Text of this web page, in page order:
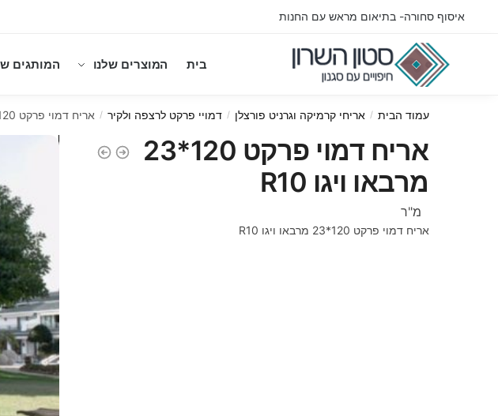
navigation
איסוף סחורה- בתיאום מראש עם החנות
בית המוצרים שלנו המותגים
עמוד הבית / אריחי קרמיקה וגרניט פורצלן / דמויי פרקט לרצפה ולקיר / אריח דמוי פרקט 120*23 מרבאו ויגו R10
אריח דמוי פרקט 120*23
מרבאו ויגו R10
מ"ר
אריח דמוי פרקט 120*23 מרבאו ויגו R10